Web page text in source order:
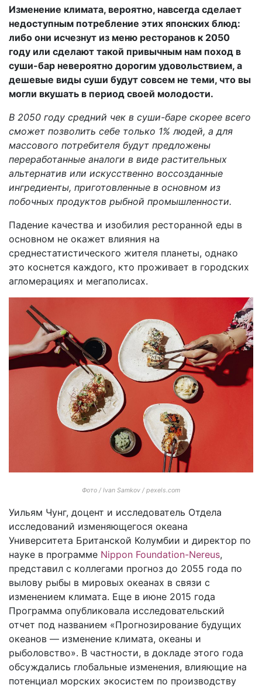
Изменение климата, вероятно, навсегда сделает
недоступным потребление этих японских блюд:
либо они исчезнут из меню ресторанов к 2050
году или сделают такой привычным нам поход в
суши-бар невероятно дорогим удовольствием, а
дешевые виды суши будут совсем не теми, что вы
могли вкушать в период своей молодости.
В 2050 году средний чек в суши-баре скорее всего
сможет позволить себе только 1% людей, а для
массового потребителя будут предложены
переработанные аналоги в виде растительных
альтернатив или искусственно воссозданные
ингредиенты, приготовленные в основном из
побочных продуктов рыбной промышленности.
Падение качества и изобилия ресторанной еды в
основном не окажет влияния на
среднестатистического жителя планеты, однако
это коснется каждого, кто проживает в городских
агломерациях и мегаполисах.
Фото / Ivan Samkov / pexels.com
Уильям Чунг, доцент и исследователь Отдела
исследований изменяющегося океана
Университета Британской Колумбии и директор по
науке в программе Nippon Foundation-Nereus,
представил с коллегами прогноз до 2055 года по
вылову рыбы в мировых океанах в связи с
изменением климата. Еще в июне 2015 года
Программа опубликовала исследовательский
отчет под названием «Прогнозирование будущих
океанов — изменение климата, океаны и
рыболовство». В частности, в докладе этого года
обсуждались глобальные изменения, влияющие на
потенциал морских экосистем по производству